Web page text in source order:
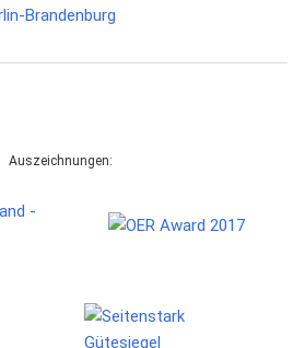
Auszeichnungen: